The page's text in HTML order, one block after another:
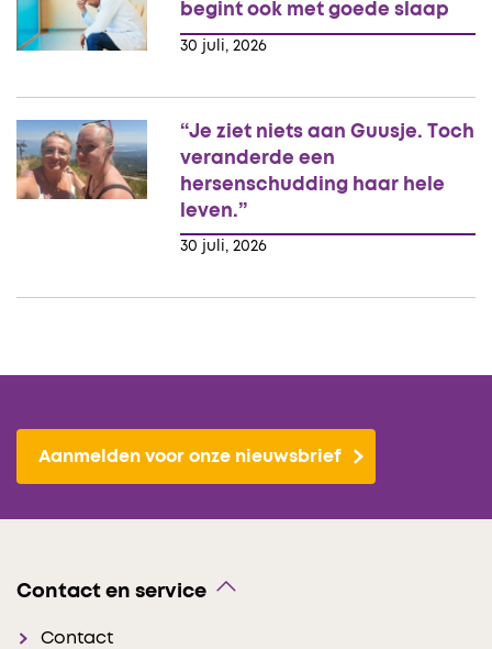
30 juli, 2026
begint ook met goede slaap
30 juli, 2026
“Je ziet niets aan Guusje. Toch
veranderde een
hersenschudding haar hele
leven.”
Aanmelden voor onze nieuwsbrief
Contact en service
Contact